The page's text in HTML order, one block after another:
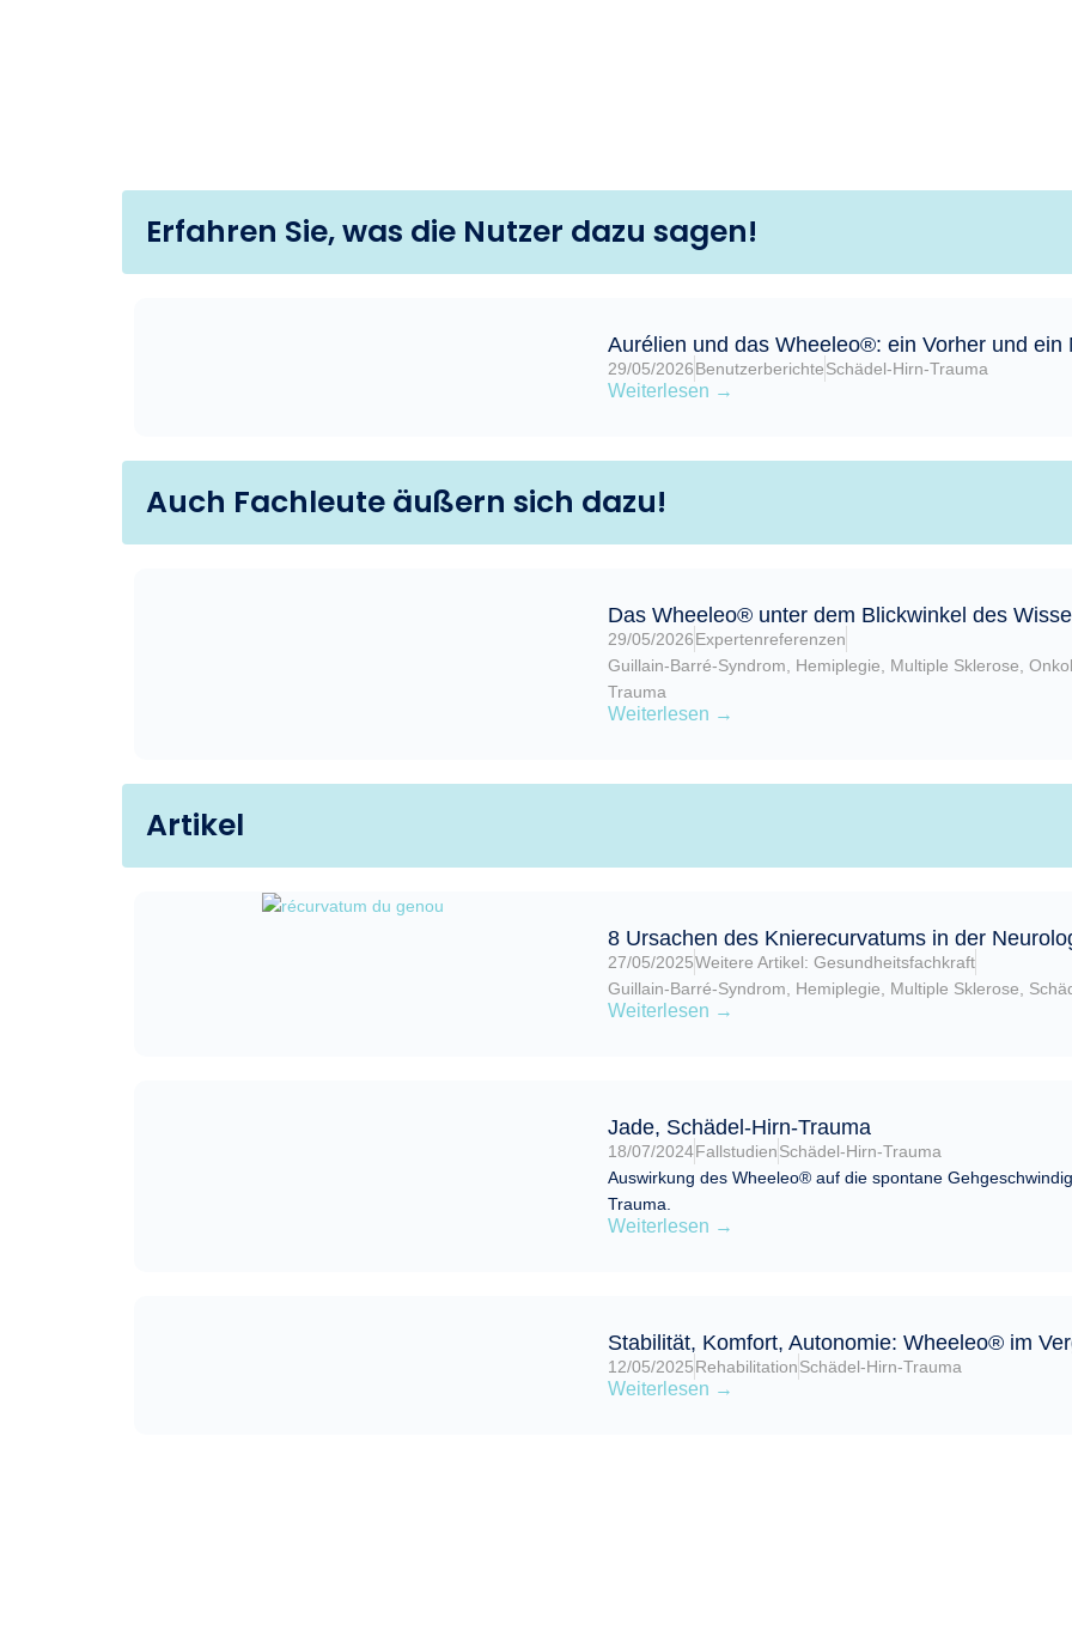
Erfahren Sie, was die Nutzer dazu sagen!
Aurélien und das Wheeleo®: ein Vorher und ein
29/05/2026BenutzerberichteSchädel-Hirn-Trauma
Weiterlesen →
Auch Fachleute äußern sich dazu!
Das Wheeleo® unter dem Blickwinkel des
29/05/2026Expertenreferenzen
Guillain-Barré-Syndrom
Hemiplegie Multiple Sklerose ,
Trauma
Weiterlesen →
Artikel
8 Ursachen des Knierecurvatums in der
27/05/2025Weitere Artikel: Gesundheitsfachkraft
Guillain-Barré-Syndrom
Hemiplegie Multiple Sklerose
Weiterlesen →
Jade, Schädel-Hirn-Trauma
18/07/2024FallstudienSchädel-Hirn-Trauma
Auswirkung des Wheeleo® auf die spontane
Trauma.
Weiterlesen →
Stabilität, Komfort, Autonomie: Wheeleo® im
12/05/2025RehabilitationSchädel-Hirn-Trauma
Weiterlesen →